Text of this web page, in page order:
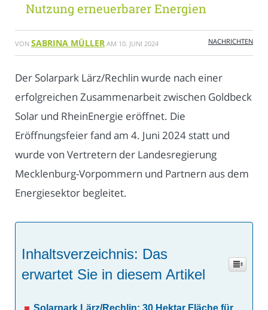
Nutzung erneuerbarer Energien
VON SABRINA MÜLLER AM 10. JUNI 2024 NACHRICHTEN
Der Solarpark Lärz/Rechlin wurde nach einer
erfolgreichen Zusammenarbeit zwischen Goldbeck
Solar und RheinEnergie eröffnet. Die
Eröffnungsfeier fand am 4. Juni 2024 statt und
wurde von Vertretern der Landesregierung
Mecklenburg-Vorpommern und Partnern aus dem
Energiesektor begleitet.
Inhaltsverzeichnis: Das
erwartet Sie in diesem Artikel